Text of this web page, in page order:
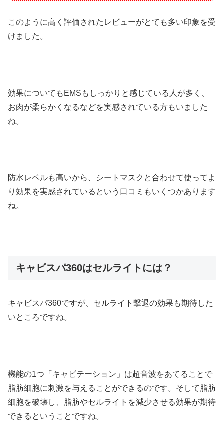
このように高く評価されたレビューがとても多い印象を受
けました。
効果についてもEMSもしっかりと感じている人が多く、
お肉が柔らかくなるなどを実感されている方もいました
ね。
防水レベルも高いから、シートマスクと合わせて使ってよ
り効果を実感されているという口コミもいくつかあります
ね。
キャビスパ360はセルライトには？
キャビスパ360ですが、セルライト撃退の効果も期待した
いところですね。
機能の1つ「キャビテーション」は超音波をあてることで
脂肪細胞に刺激を与えることができるのです。そして脂肪
細胞を破壊し、脂肪やセルライトを減少させる効果が期待
できるということですね。